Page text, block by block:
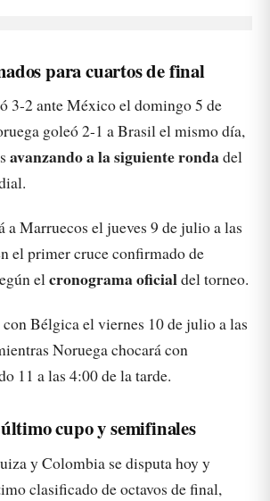
para cuartos de final
3-2 ante México el domingo 5 de
goleó 2-1 a Brasil el mismo día,
avanzando a la siguiente rondadel
a Marruecos el jueves 9 de julio a las
el primer cruce confirmado de
elcronograma oficialdel torneo.
con Bélgica el viernes 10 de julio a las
Noruega chocará con
11 a las 4:00 de la tarde.
cupo y semifinales
y Colombia se disputa hoy y
clasificado de octavos de final,